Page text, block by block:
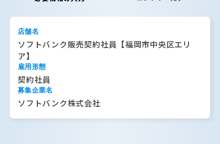
店舗名
ソフトバンク販売契約社員【福岡市中央区エリ
ア】
雇用形態
契約社員
募集企業名
ソフトバンク株式会社